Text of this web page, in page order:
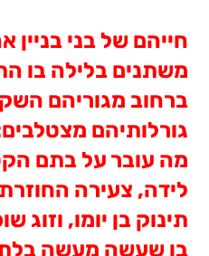
משתנים בלילה בו
ברחוב מגוריהם
גורלותיהם
מה עובר על בתם
לידה, צעירה
תינוק בן יומו,
בן שעשה מעשה